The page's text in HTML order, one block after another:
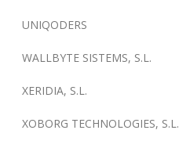
UNIQODERS
WALLBYTE SISTEMS, S.L.
XERIDIA, S.L.
XOBORG TECHNOLOGIES, S.L.